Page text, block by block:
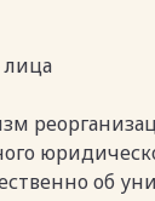
лица
об